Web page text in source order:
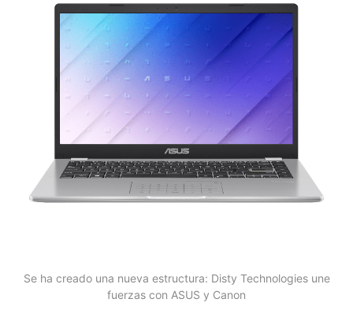
Se ha creado una nueva estructura: Disty Technologies une
fuerzas con ASUS y Canon